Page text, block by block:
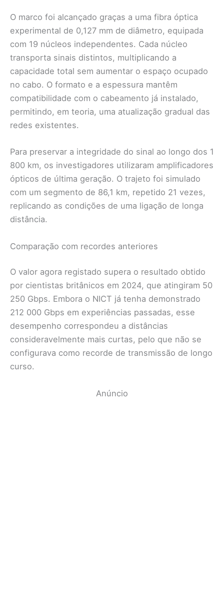
O marco foi alcançado graças a uma fibra óptica
experimental de 0,127 mm de diâmetro, equipada
com 19 núcleos independentes. Cada núcleo
transporta sinais distintos, multiplicando a
capacidade total sem aumentar o espaço ocupado
no cabo. O formato e a espessura mantêm
compatibilidade com o cabeamento já instalado,
permitindo, em teoria, uma atualização gradual das
redes existentes.
Para preservar a integridade do sinal ao longo dos 1
800 km, os investigadores utilizaram amplificadores
ópticos de última geração. O trajeto foi simulado
com um segmento de 86,1 km, repetido 21 vezes,
replicando as condições de uma ligação de longa
distância.
Comparação com recordes anteriores
O valor agora registado supera o resultado obtido
por cientistas britânicos em 2024, que atingiram 50
250 Gbps. Embora o NICT já tenha demonstrado
212 000 Gbps em experiências passadas, esse
desempenho correspondeu a distâncias
consideravelmente mais curtas, pelo que não se
configurava como recorde de transmissão de longo
curso.
Anúncio